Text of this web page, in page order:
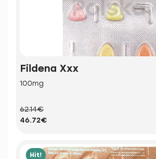
Fildena Xxx
100mg
62.14€
46.72€
Hit!